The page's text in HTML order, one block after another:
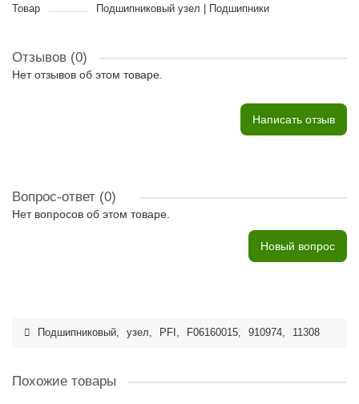
Товар
Подшипниковый узел | Подшипники
Отзывов (0)
Нет отзывов об этом товаре.
Написать отзыв
Вопрос-ответ (0)
Нет вопросов об этом товаре.
Новый вопрос
Подшипниковый, узел, PFI , F06160015, 910974, 11308
Похожие товары